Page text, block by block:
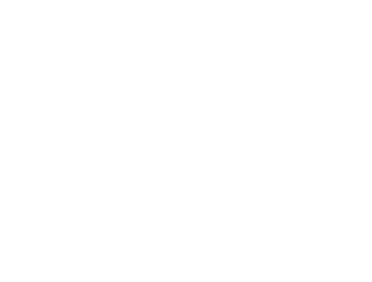
発令した背景とも関わっ
ミステリーの謎解いて
こんなわけのわからない
ソンニョル大統領 及びこの
統領を掲げるですね 与党と
ちゃ弱かったよって話なん
立場だった 何か まずですね